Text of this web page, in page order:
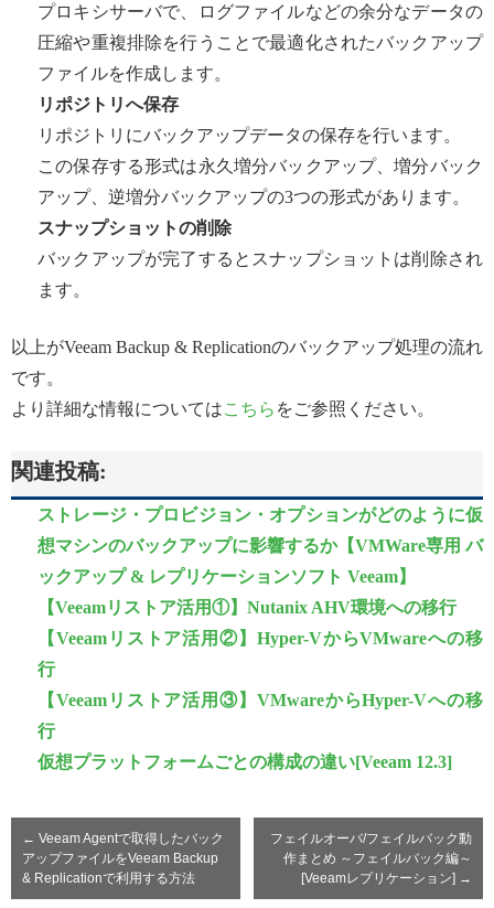
プロキシサーバで、ログファイルなどの余分なデータの
圧縮や重複排除を行うことで最適化されたバックアップ
ファイルを作成します。
リポジトリへ保存
リポジトリにバックアップデータの保存を行います。
この保存する形式は永久増分バックアップ、増分バック
アップ、逆増分バックアップの3つの形式があります。
スナップショットの削除
バックアップが完了するとスナップショットは削除され
ます。
以上がVeeam Backup & Replicationのバックアップ処理の流れ
です。
より詳細な情報についてはこちら をご参照ください。
関連投稿:
ストレージ・プロビジョン・オプションがどのように仮
想マシンのバックアップに影響するか【VMWare専用 バ
ックアップ & レプリケーションソフト Veeam】
【Veeamリストア活用①】Nutanix AHV環境への移行
【Veeamリストア活用②】Hyper-VからVMwareへの移
行
【Veeamリストア活用③】VMwareからHyper-Vへの移
行
仮想プラットフォームごとの構成の違い[Veeam 12.3]
← Veeam Agentで取得したバック
アップファイルをVeeam Backup
& Replicationで利用する方法
フェイルオーバ/フェイルバック動
作まとめ ～フェイルバック編～
[Veeamレプリケーション] →